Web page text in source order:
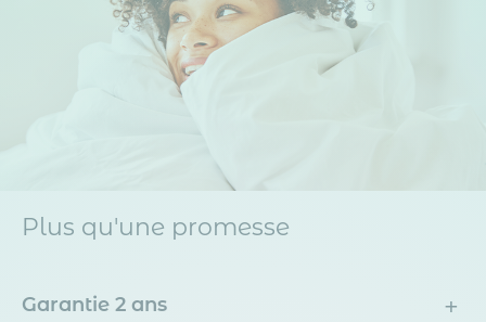
Plus qu'une promesse
Garantie 2 ans +